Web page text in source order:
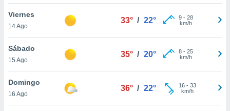
sitio
En
sean
el sitio
Viernes
14 Ago
33° / 22° 9- 28
km/h
Sábado
15 Ago
35° / 20° 8- 25
km/h
Domingo
16 Ago
36° / 22° 16- 33
km/h